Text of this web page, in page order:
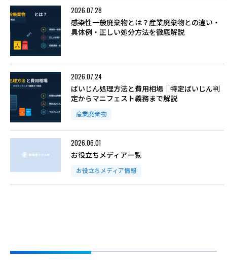
2026.07.28
感染性一般廃棄物とは？産業廃棄物との違い・
具体例・正しい処分方法を徹底解説
2026.07.24
ばいじん処理方法と費用相場｜特定ばいじん判
定からマニフェスト義務まで解説
産業廃棄物
2026.06.01
お役立ちメディア一覧
お役立ちメディア情報